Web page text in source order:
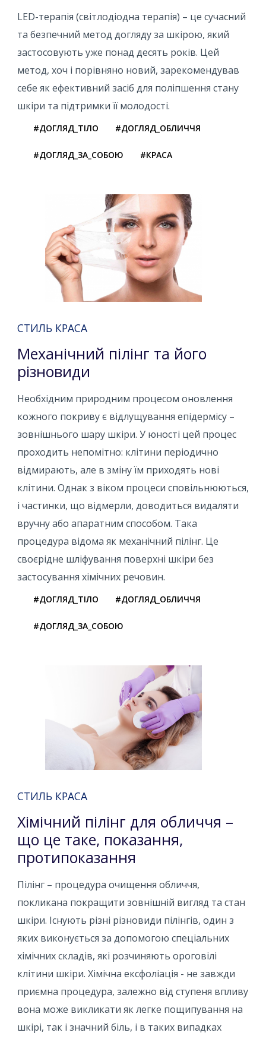
LED-терапія (світлодіодна терапія) – це сучасний
та безпечний метод догляду за шкірою, який
застосовують уже понад десять років. Цей
метод, хоч і порівняно новий, зарекомендував
себе як ефективний засіб для поліпшення стану
шкіри та підтримки її молодості.
#ДОГЛЯД_ТІЛО #ДОГЛЯД_ОБЛИЧЧЯ
#ДОГЛЯД_ЗА_СОБОЮ #КРАСА
СТИЛЬ КРАСА
Механічний пілінг та його
різновиди
Необхідним природним процесом оновлення
кожного покриву є відлущування епідермісу –
зовнішнього шару шкіри. У юності цей процес
проходить непомітно: клітини періодично
відмирають, але в зміну їм приходять нові
клітини. Однак з віком процеси сповільнюються,
і частинки, що відмерли, доводиться видаляти
вручну або апаратним способом. Така
процедура відома як механічний пілінг. Це
своєрідне шліфування поверхні шкіри без
застосування хімічних речовин.
#ДОГЛЯД_ТІЛО #ДОГЛЯД_ОБЛИЧЧЯ
#ДОГЛЯД_ЗА_СОБОЮ
СТИЛЬ КРАСА
Хімічний пілінг для обличчя –
що це таке, показання,
протипоказання
Пілінг – процедура очищення обличчя,
покликана покращити зовнішній вигляд та стан
шкіри. Існують різні різновиди пілінгів, один з
яких виконується за допомогою спеціальних
хімічних складів, які розчиняють ороговілі
клітини шкіри. Хімічна ексфоліація - не завжди
приємна процедура, залежно від ступеня впливу
вона може викликати як легке пощипування на
шкірі, так і значний біль, і в таких випадках